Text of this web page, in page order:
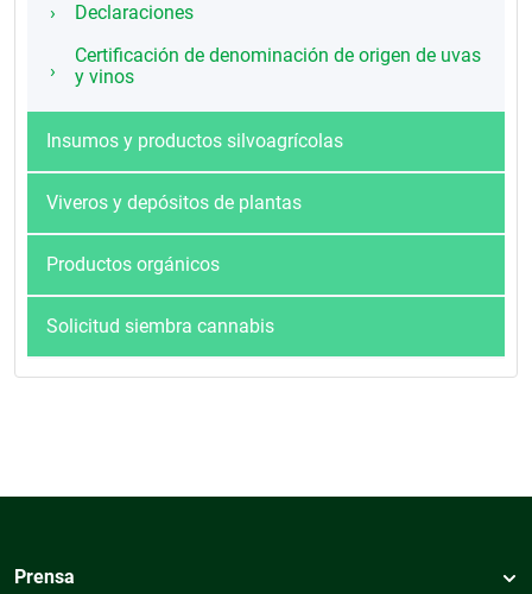
Declaraciones
Certificación de denominación de origen de uvas
y vinos
Insumos y productos silvoagrícolas
Viveros y depósitos de plantas
Productos orgánicos
Solicitud siembra cannabis
Prensa